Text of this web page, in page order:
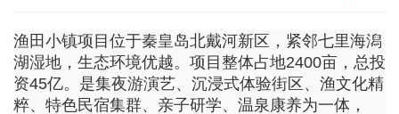
渔田小镇项目位于秦皇岛北戴河新区，紧邻七里海潟
湖湿地，生态环境优越。项目整体占地2400亩，总投
资45亿。是集夜游演艺、沉浸式体验街区、渔文化精
粹、特色民宿集群、亲子研学、温泉康养为一体，